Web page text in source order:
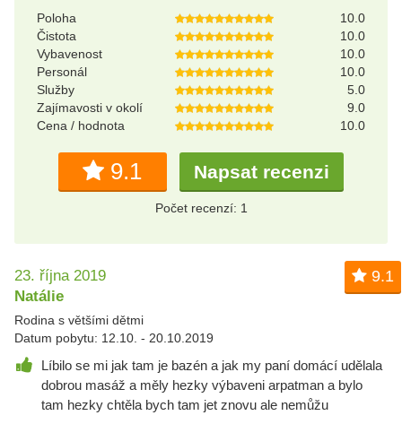
Poloha
10.0
Čistota
10.0
Vybavenost
10.0
Personál
10.0
Služby
5.0
Zajímavosti v okolí
9.0
Cena / hodnota
10.0
9.1 Napsat recenzi
Počet recenzí: 1
23. října 2019
Natálie
Rodina s většími dětmi
Datum pobytu: 12.10. - 20.10.2019
9.1
Líbilo se mi jak tam je bazén a jak my paní domácí udělala
dobrou masáž a měly hezky výbaveni arpatman a bylo
tam hezky chtěla bych tam jet znovu ale nemůžu